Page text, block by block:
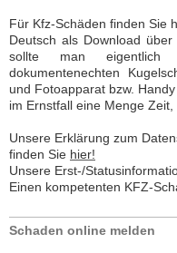
Für Kfz-Schäden finden Sie
Deutsch als Download
sollte man eigentlich
dokumentenechten
und Fotoapparat bzw.
im Ernstfall eine Menge Zeit,
Unsere Erklärung zum
finden Sie hier!
Unsere Erst-/
Einen kompetenten KFZ-
Schaden online melden